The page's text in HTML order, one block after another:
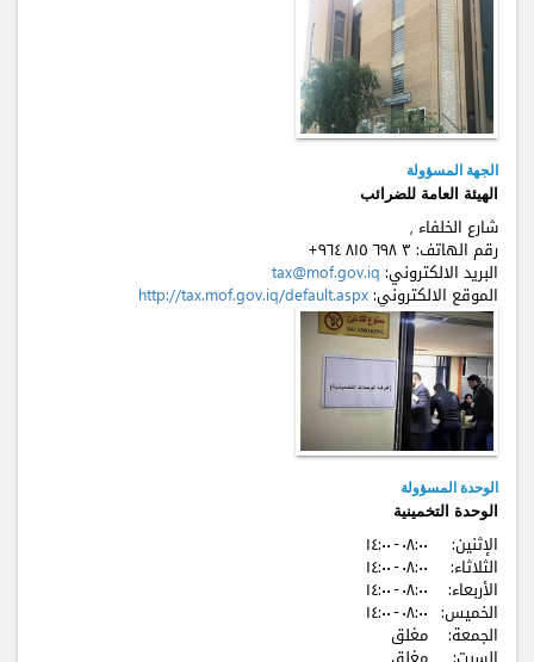
الجهة المسؤولة
الهيئة العامة للضرائب
شارع الخلفاء ,
رقم الهاتف: +٩٦٤ ٨۱٥ ٦٩٨ ٣
البريد الالكتروني: tax@mof.gov.iq
الموقع الالكتروني:http://tax.mof.gov.iq/default.aspx
الوحدة المسؤولة
الوحدة التخمينية
الإثنين: ٠٨:٠٠ - ۱٤:٠٠
الثلاثاء: ٠٨:٠٠ - ۱٤:٠٠
الأربعاء: ٠٨:٠٠ - ۱٤:٠٠
الخميس: ٠٨:٠٠ - ۱٤:٠٠
الجمعة: مغلق